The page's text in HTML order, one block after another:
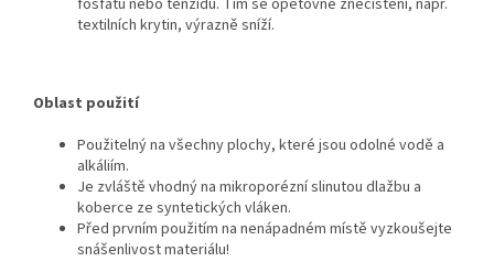
textilních krytin, výrazně sníží.
Oblast použití
Použitelný na všechny plochy, které jsou odolné vodě a
alkáliím.
Je zvláště vhodný na mikroporézní slinutou dlažbu a
koberce ze syntetických vláken.
Před prvním použitím na nenápadném místě vyzkoušejte
snášenlivost materiálu!